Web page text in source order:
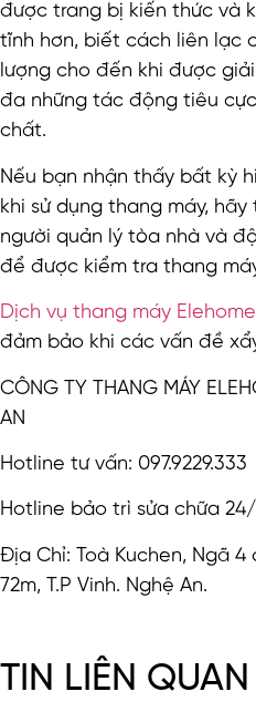
được trang bị kiến thức và
tĩnh hơn, biết cách liên lạc
lượng cho đến khi được
đa những tác động tiêu
chất.
Nếu bạn nhận thấy bất kỳ
khi sử dụng thang máy,
người quản lý tòa nhà và
để được kiểm tra thang
Dịch vụ thang máy Elehome
đảm bảo khi các vấn đề
CÔNG TY THANG MÁY
AN
Hotline tư vấn: 097.9229.333
Hotline bảo trì sửa chữa 24/
Địa Chỉ: Toà Kuchen, Ngã
72m, T.P Vinh. Nghệ An.
TIN LIÊN QUAN